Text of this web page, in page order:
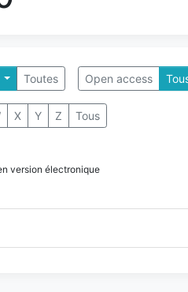
Toutes Open access
X Y Z Tous
version électronique